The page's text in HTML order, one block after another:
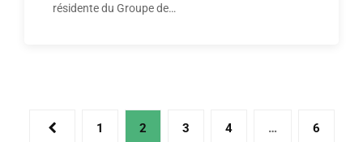
résidente du Groupe de…
1 2 3 4 … 6